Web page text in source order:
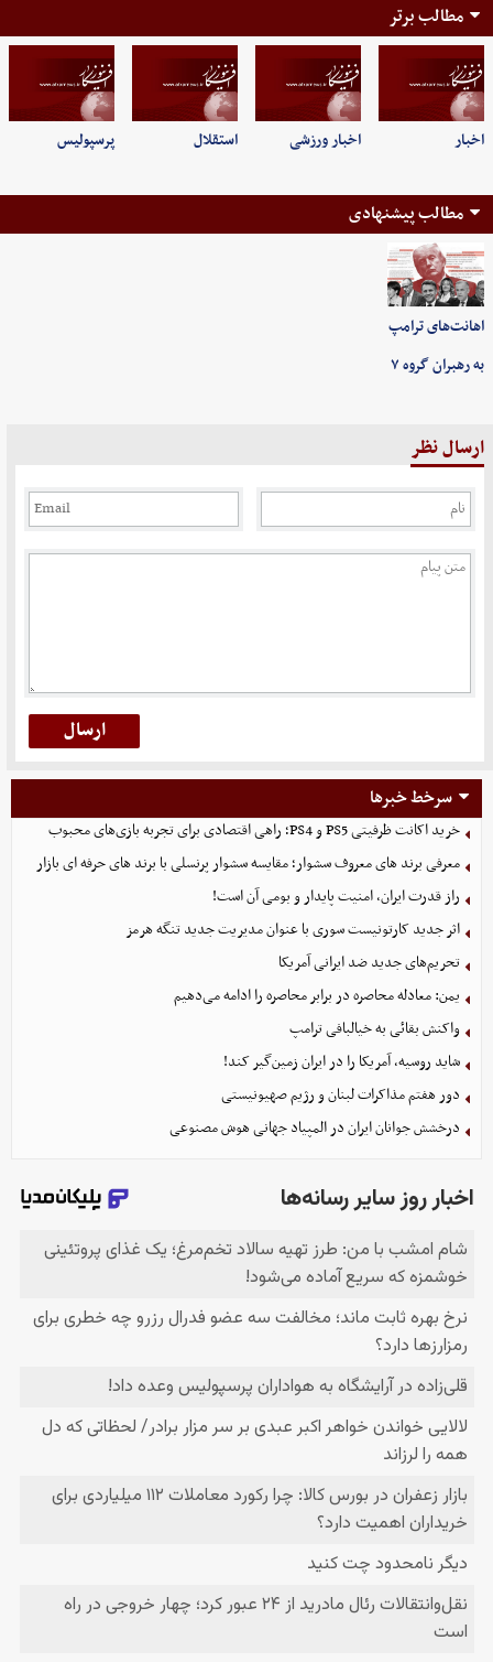
مطالب برتر
اخبار اخبار ورزشی استقلال پرسپولیس
مطالب پیشنهادی
اهانت‌های ترامپ
به رهبران گروه ۷
ارسال نظر
سرخط خبرها
خرید اکانت ظرفیتی PS5 و PS4؛ راهی اقتصادی برای تجربه بازی‌های محبوب
معرفی برند های معروف سشوار؛ مقایسه سشوار پرنسلی با برند های حرفه ای بازار
راز قدرت ایران، امنیت پایدار و بومی آن است!
اثر جدید کارتونیست سوری با عنوان مدیریت جدید تنگه هرمز
تحریم‌های جدید ضد ایرانی آمریکا
یمن: معادله محاصره در برابر محاصره را ادامه می‌دهیم
واکنش بقائی به خیالبافی ترامپ
شاید روسیه، آمریکا را در ایران زمین‌گیر کند!
دور هفتم مذاکرات لبنان و رژیم صهیونیستی
درخشش جوانان ایران در المپیاد جهانی هوش مصنوعی